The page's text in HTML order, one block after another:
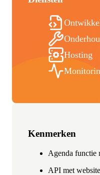
Hosting
Kenmerken
Agenda functie
API met